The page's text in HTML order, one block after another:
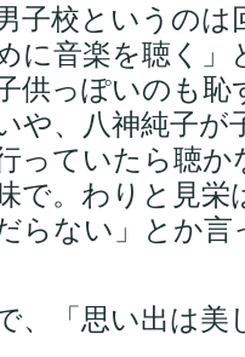
子校というの
に音楽を聴く」
供っぽいのも恥
や、八神純子が
っていたら聴
で。わりと見栄
らない」とか
、「思い出は美